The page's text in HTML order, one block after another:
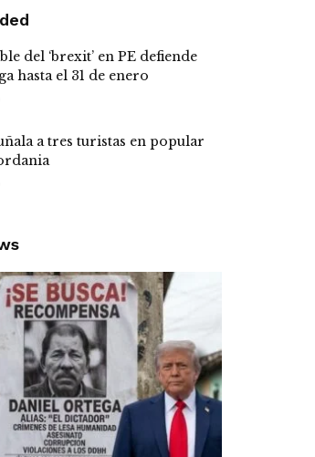
del ‘brexit’ en PE defiende
hasta el 31 de enero
a tres turistas en popular